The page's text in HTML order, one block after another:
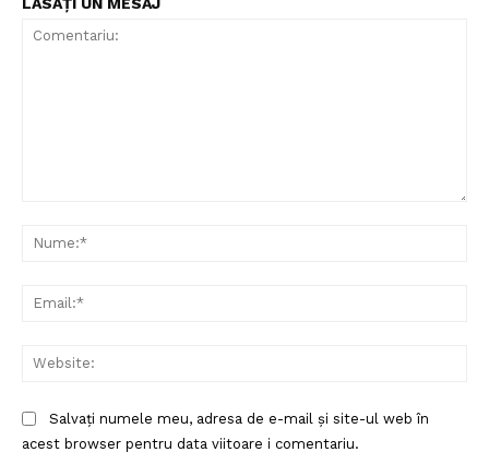
LĂSAȚI UN MESAJ
Salvați numele meu, adresa de e-mail și site-ul web în
acest browser pentru data viitoare i comentariu.